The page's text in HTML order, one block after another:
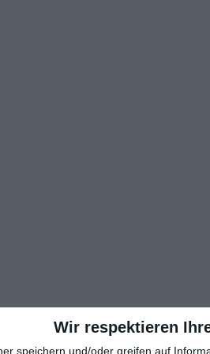
Wir respektieren
speichern und/oder greifen auf